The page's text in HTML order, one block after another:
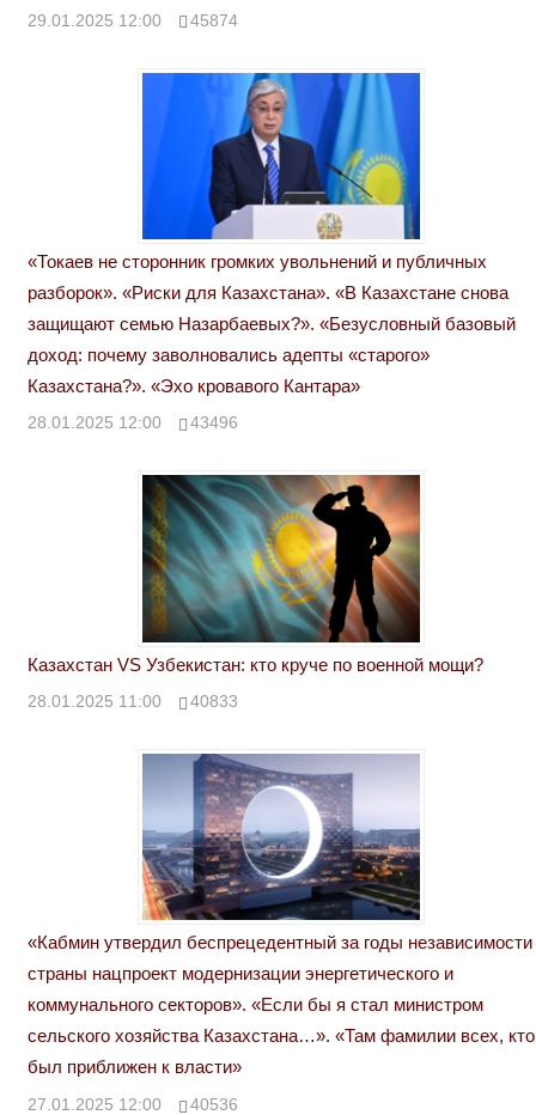
29.01.2025 12:00 45874
«Токаев не сторонник громких увольнений и публичных
разборок». «Риски для Казахстана». «В Казахстане снова
защищают семью Назарбаевых?». «Безусловный базовый
доход: почему заволновались адепты «старого»
Казахстана?». «Эхо кровавого Кантара»
28.01.2025 12:00 43496
Казахстан VS Узбекистан: кто круче по военной мощи?
28.01.2025 11:00 40833
«Кабмин утвердил беспрецедентный за годы независимости
страны нацпроект модернизации энергетического и
коммунального секторов». «Если бы я стал министром
сельского хозяйства Казахстана…». «Там фамилии всех, кто
был приближен к власти»
27.01.2025 12:00 40536